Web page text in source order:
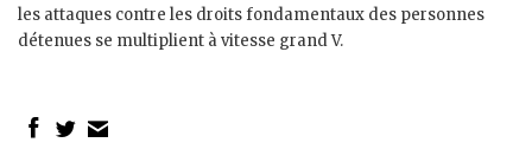
les attaques contre les droits fondamentaux des personnes
détenues se multiplient à vitesse grand V.